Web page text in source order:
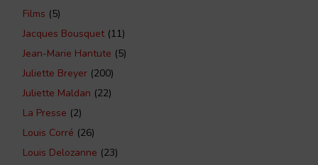
Films (5)
Jacques Bousquet(11)
Jean-Marie Hantute (5)
Juliette Breyer (200)
Juliette Maldan (22)
La Presse (2)
Louis Corré (26)
Louis Delozanne (23)